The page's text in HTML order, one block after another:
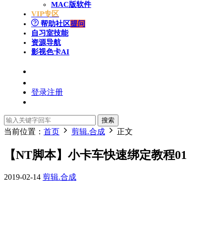
MAC版软件
VIP专区
帮助社区提问
自习室技能
资源导航
影视色卡AI
登录注册
搜索
当前位置： 首页 剪辑.合成 正文
【NT脚本】小卡车快速绑定教程01
2019-02-14 剪辑.合成